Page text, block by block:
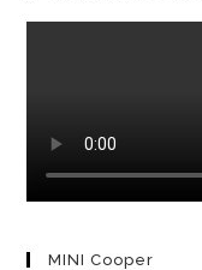
MINI Cooper